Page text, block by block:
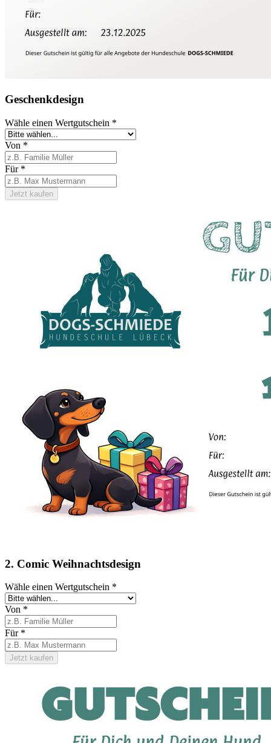
Geschenkdesign
Wähle einen Wertgutschein *
Von *
Für *
Jetzt kaufen
2. Comic Weihnachtsdesign
Wähle einen Wertgutschein *
Von *
Für *
Jetzt kaufen